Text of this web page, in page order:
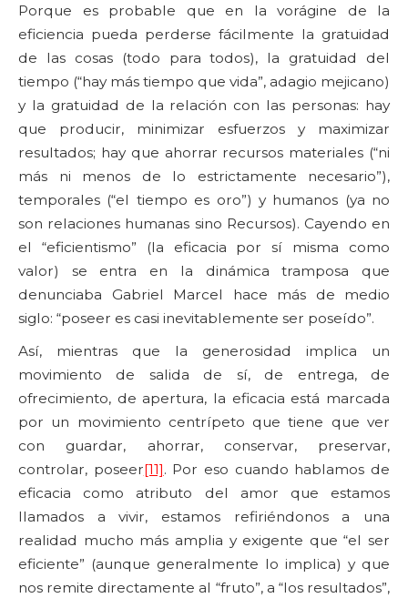
Porque es probable que en la vorágine de la
eficiencia pueda perderse fácilmente la gratuidad
de las cosas (todo para todos), la gratuidad del
tiempo (“hay más tiempo que vida”, adagio mejicano)
y la gratuidad de la relación con las personas: hay
que producir, minimizar esfuerzos y maximizar
resultados; hay que ahorrar recursos materiales (“ni
más ni menos de lo estrictamente necesario”),
temporales (“el tiempo es oro”) y humanos (ya no
son relaciones humanas sino Recursos). Cayendo en
el “eficientismo” (la eficacia por sí misma como
valor) se entra en la dinámica tramposa que
denunciaba Gabriel Marcel hace más de medio
siglo: “poseer es casi inevitablemente ser poseído”.
Así, mientras que la generosidad implica un
movimiento de salida de sí, de entrega, de
ofrecimiento, de apertura, la eficacia está marcada
por un movimiento centrípeto que tiene que ver
con guardar, ahorrar, conservar, preservar,
controlar, poseer[11]. Por eso cuando hablamos de
eficacia como atributo del amor que estamos
llamados a vivir, estamos refiriéndonos a una
realidad mucho más amplia y exigente que “el ser
eficiente” (aunque generalmente lo implica) y que
nos remite directamente al “fruto”, a “los resultados”,